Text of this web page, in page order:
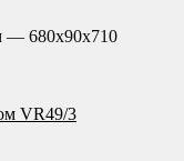
— 680х90х710